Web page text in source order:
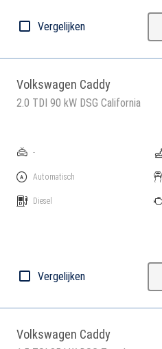
Vergelijken
Volkswagen Caddy
2.0 TDI 90 kW DSG California
-
Automatisch
Diesel
Vergelijken
Volkswagen Caddy